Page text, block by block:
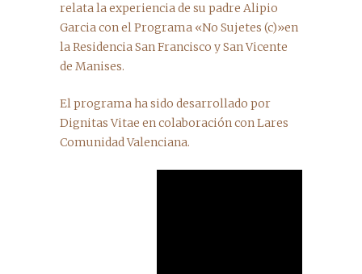
relata la experiencia de su padre Alipio
Garcia con el Programa «No Sujetes (c)»en
la Residencia San Francisco y San Vicente
de Manises.
El programa ha sido desarrollado por
Dignitas Vitae en colaboración con Lares
Comunidad Valenciana.